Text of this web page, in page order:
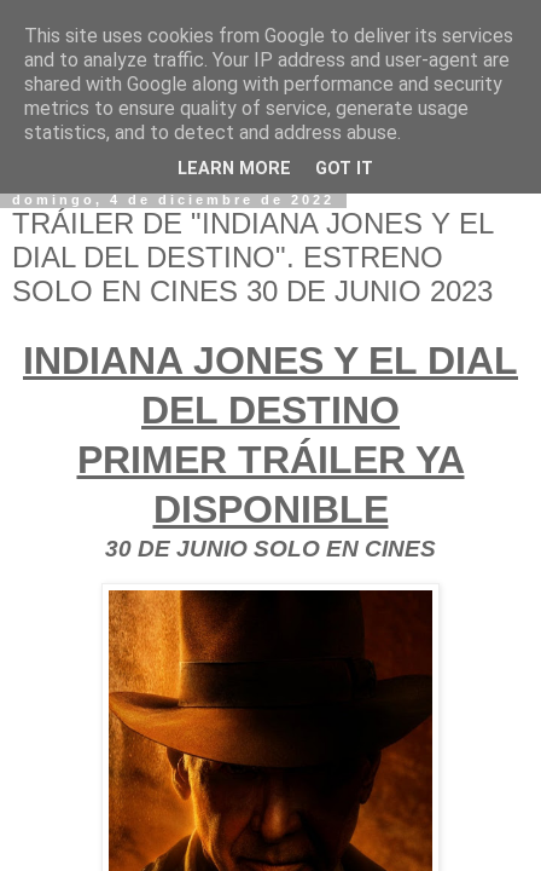
domingo, 4 de diciembre de 2022
TRÁILER DE "INDIANA JONES Y EL
DIAL DEL DESTINO". ESTRENO
SOLO EN CINES 30 DE JUNIO 2023
INDIANA JONES Y EL DIAL
DEL DESTINO
PRIMER TRÁILER YA
DISPONIBLE
30 DE JUNIO SOLO EN CINES
This site uses cookies from Google to deliver its services
and to analyze traffic. Your IP address and user-agent are
shared with Google along with performance and security
metrics to ensure quality of service, generate usage
statistics, and to detect and address abuse.
LEARN MORE GOT IT